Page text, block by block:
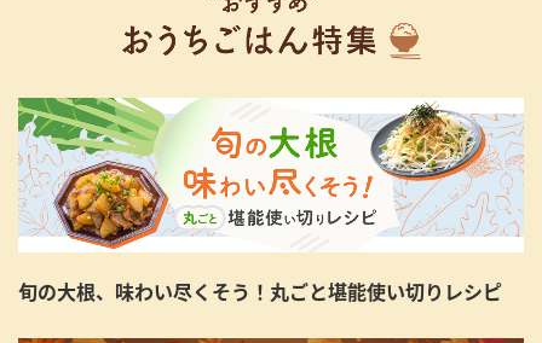
旬の大根、味わい尽くそう！丸ごと堪能使い切りレシピ